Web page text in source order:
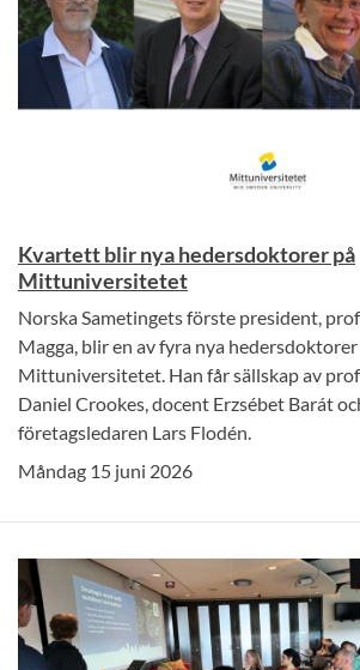
Kvartett blir nya hedersdoktorer på
Mittuniversitetet
Norska Sametingets förste president,
Magga, blir en av fyra nya
Mittuniversitetet. Han får sällskap av
Daniel Crookes, docent Erzsébet Barát
företagsledaren Lars Flodén.
Måndag 15 juni 2026